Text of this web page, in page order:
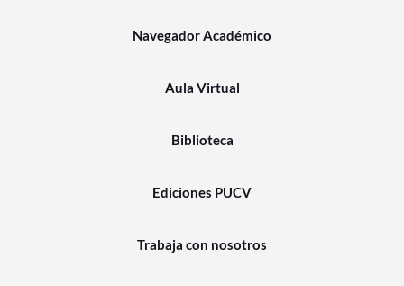
Navegador Académico
Aula Virtual
Biblioteca
Ediciones PUCV
Trabaja con nosotros